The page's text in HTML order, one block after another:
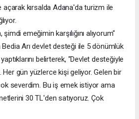
kırsalda Adana'da turizm ile
emeğimin karşılığını alıyorum"
Arı devlet desteği ile 5 dönümlük
belirterek, "Devlet desteğiyle
gün yüzlerce kişi geliyor. Gelen bir
severdim. Bu iş emek istiyor ama
30 TL'den satıyoruz. Çok